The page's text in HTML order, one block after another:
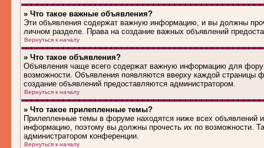
» Что такое важные объявления?
Эти объявления содержат важную информацию, и вы должны
личном разделе. Права на создание важных объявлений
Вернуться к началу
» Что такое объявления?
Объявления чаще всего содержат важную информацию для
возможности. Объявления появляются вверху каждой
создание объявлений предоставляются администратором.
Вернуться к началу
» Что такое прилепленные темы?
Прилепленные темы в форуме находятся ниже всех объявлений
информацию, поэтому вы должны прочесть их по возможности.
администратором конференции.
Вернуться к началу